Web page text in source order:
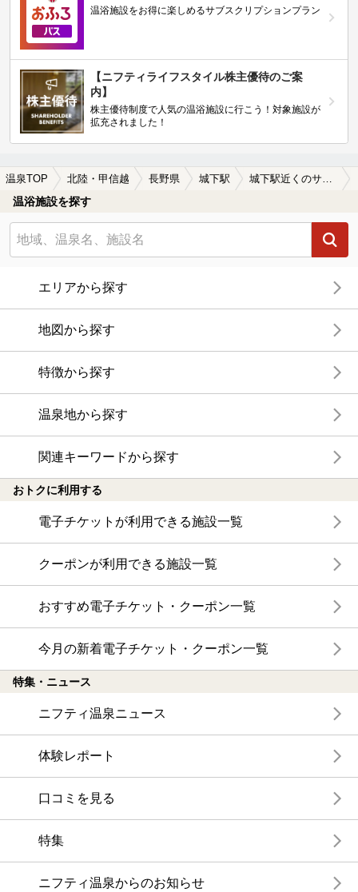
温浴施設をお得に楽しめるサブスクリプションプラン
【ニフティライフスタイル株主優待のご案
内】
株主優待制度で人気の温浴施設に行こう！対象施設が
拡充されました！
温泉TOP 北陸・甲信越 長野県 城下駅
温浴施設を探す
エリアから探す
地図から探す
特徴から探す
温泉地から探す
関連キーワードから探す
おトクに利用する
電子チケットが利用できる施設一覧
クーポンが利用できる施設一覧
おすすめ電子チケット・クーポン一覧
今月の新着電子チケット・クーポン一覧
特集・ニュース
ニフティ温泉ニュース
体験レポート
口コミを見る
特集
ニフティ温泉からのお知らせ